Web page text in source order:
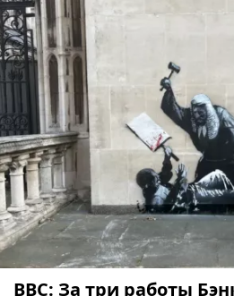
ВВС: За три работы